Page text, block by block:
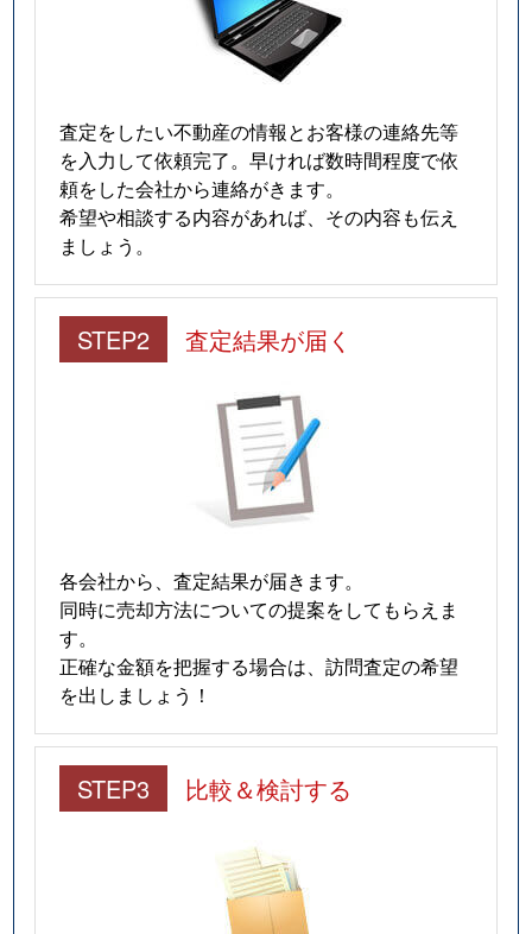
査定をしたい不動産の情報とお客様の連絡先等
を入力して依頼完了。早ければ数時間程度で依
頼をした会社から連絡がきます。
希望や相談する内容があれば、その内容も伝え
ましょう。
STEP2 査定結果が届く
各会社から、査定結果が届きます。
同時に売却方法についての提案をしてもらえま
す。
正確な金額を把握する場合は、訪問査定の希望
を出しましょう！
STEP3 比較＆検討する